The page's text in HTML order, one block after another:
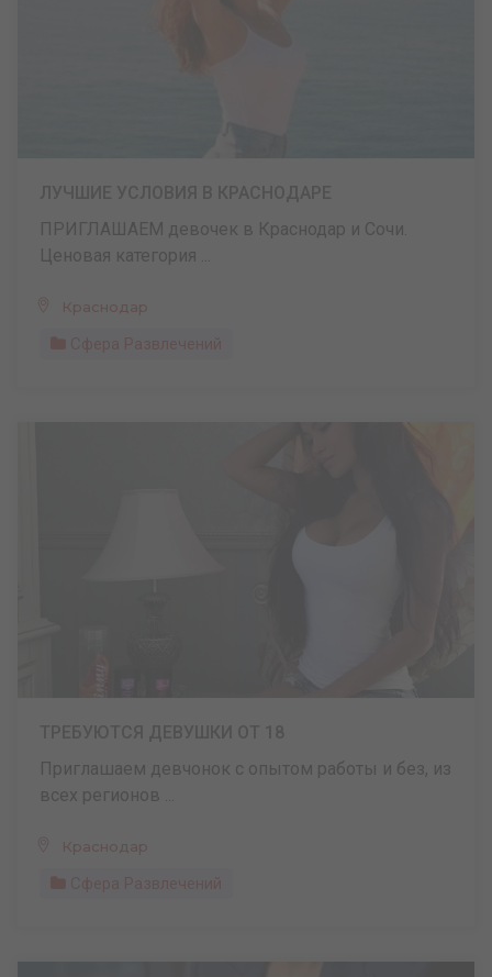
ПРИГЛАШАЕМ девочек в Краснодар и Сочи.
Ценовая категория ...
Краснодар
Сфера Развлечений
Приглашаем девчонок с опытом работы и без, из
всех регионов ...
Краснодар
Сфера Развлечений